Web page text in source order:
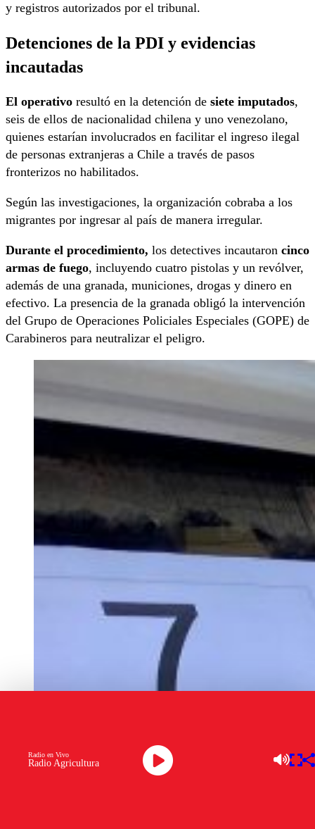
y registros autorizados por el tribunal.
Detenciones de la PDI y evidencias
incautadas
El operativo resultó en la detención de siete imputados,
seis de ellos de nacionalidad chilena y uno venezolano,
quienes estarían involucrados en facilitar el ingreso ilegal
de personas extranjeras a Chile a través de pasos
fronterizos no habilitados.
Según las investigaciones, la organización cobraba a los
migrantes por ingresar al país de manera irregular.
Durante el procedimiento, los detectives incautaron cinco
armas de fuego, incluyendo cuatro pistolas y un revólver,
además de una granada, municiones, drogas y dinero en
efectivo. La presencia de la granada obligó la intervención
del Grupo de Operaciones Policiales Especiales (GOPE) de
Carabineros para neutralizar el peligro.
Radio Agricultura
Radio en Vivo